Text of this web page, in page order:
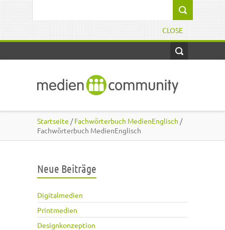
CLOSE
Startseite /Fachwörterbuch MedienEnglisch /
Fachwörterbuch MedienEnglisch
Neue Beiträge
Digitalmedien
Printmedien
Designkonzeption